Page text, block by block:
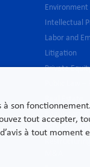
Environment
Intellectual
Labor and
Litigation
Private
Regulatory
Services –
son
tout accepter,
à tout